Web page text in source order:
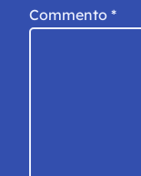
Commento *